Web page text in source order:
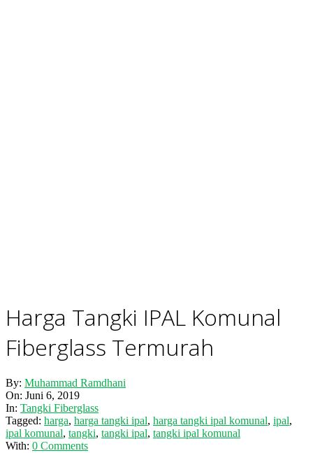
Harga Tangki IPAL Komunal
Fiberglass Termurah
By: Muhammad Ramdhani
On: Juni 6, 2019
In: Tangki Fiberglass
Tagged: harga, harga tangki ipal, harga tangki ipal komunal, ipal,
ipal komunal, tangki, tangki ipal, tangki ipal komunal
With: 0 Comments